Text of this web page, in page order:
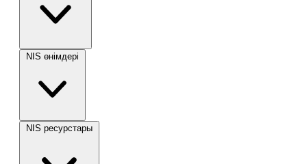
NIS өнімдері
NIS ресурстары